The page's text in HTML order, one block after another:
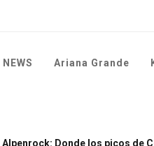
Ariana Grande
Alpenrock: Donde los picos de